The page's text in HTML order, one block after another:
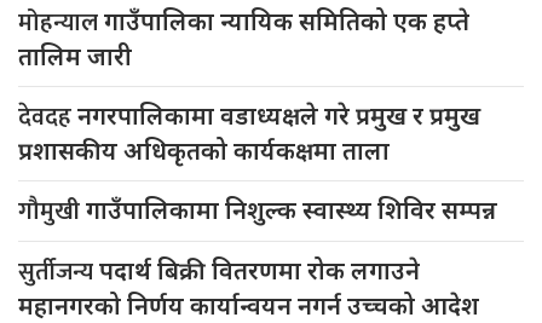
मोहन्यालगाउँपालिका न्यायिक समितिको एक हप्ते
तालिम जारी
देवदहनगरपालिकामा वडाध्यक्षले गरे प्रमुख र प्रमुख
प्रशासकीय अधिकृतको कार्यकक्षमा ताला
गौमुखीगाउँपालिकामा निशुल्क स्वास्थ्य शिविर सम्पन्न
सुर्तीजन्यपदार्थ बिक्री वितरणमा रोक लगाउने
महानगरको निर्णय कार्यान्वयन नगर्न उच्चको आदेश